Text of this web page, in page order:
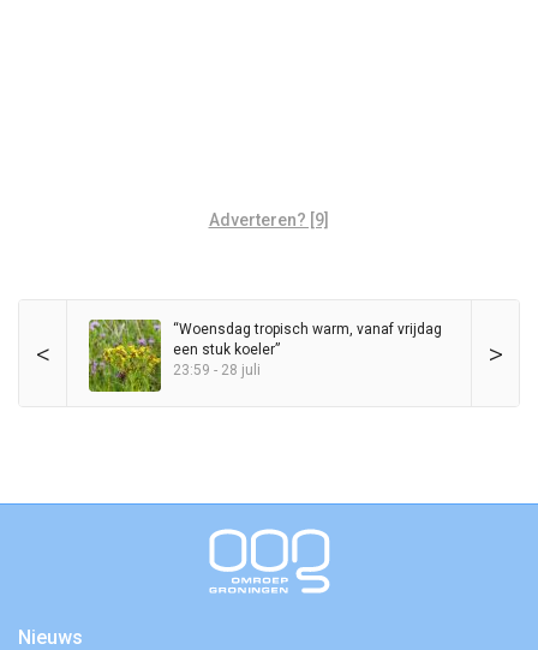
Adverteren? [9]
< >
“Woensdag tropisch warm, vanaf vrijdag
een stuk koeler”
23:59 - 28 juli
Nieuws